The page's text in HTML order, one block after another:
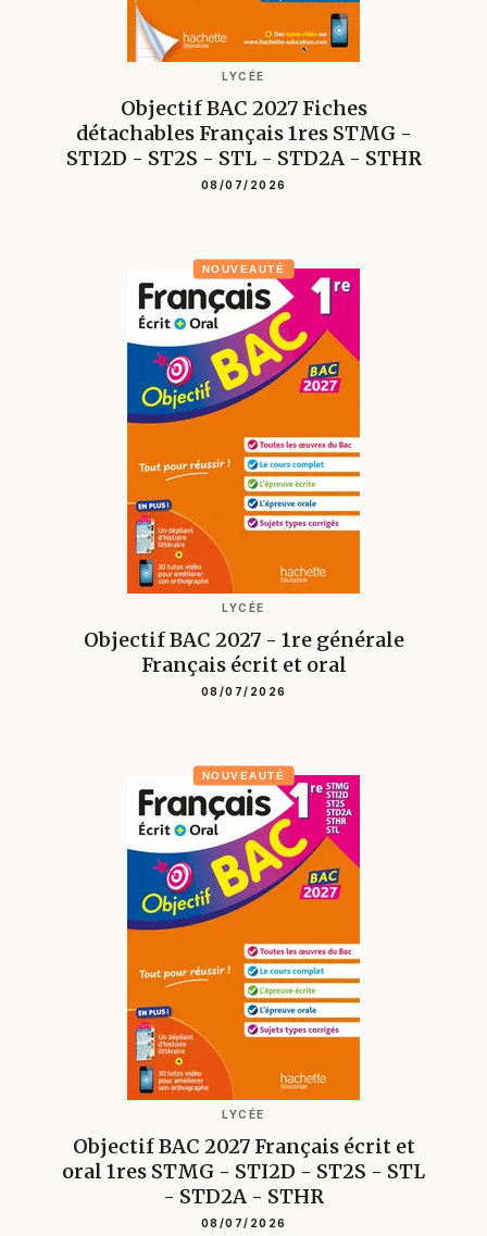
LYCÉE
Objectif BAC 2027 Fiches
détachables Français 1res STMG -
STI2D - ST2S - STL - STD2A - STHR
08/07/2026
NOUVEAUTÉ
LYCÉE
Objectif BAC 2027 - 1re générale
Français écrit et oral
08/07/2026
NOUVEAUTÉ
LYCÉE
Objectif BAC 2027 Français écrit et
oral 1res STMG - STI2D - ST2S - STL
- STD2A - STHR
08/07/2026